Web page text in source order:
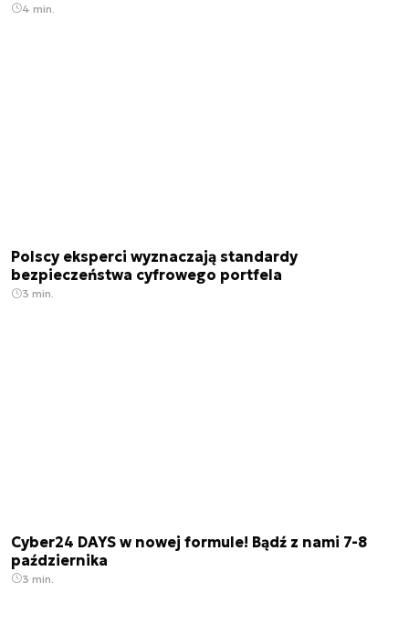
4 min.
Polscy eksperci wyznaczają standardy
bezpieczeństwa cyfrowego portfela
3 min.
Cyber24 DAYS w nowej formule! Bądź z nami 7-8
października
3 min.